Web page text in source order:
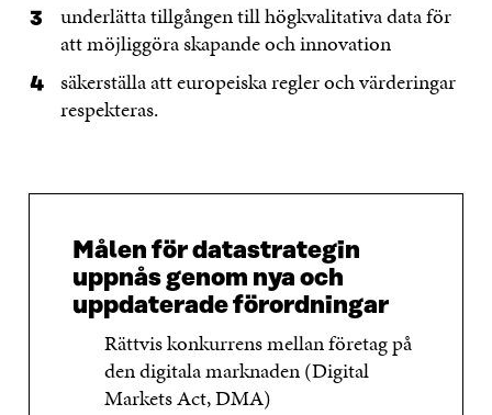
underlätta tillgången till högkvalitativa data för
att möjliggöra skapande och innovation
säkerställa att europeiska regler och värderingar
respekteras.
Målen för datastrategin
uppnås genom nya och
uppdaterade förordningar
Rättvis konkurrens mellan företag på
den digitala marknaden (Digital
Markets Act, DMA)